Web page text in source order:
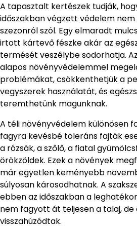
A tapasztalt kertészek tudják,
időszakban végzett védelem
szezonról szól. Egy elmaradt
irtott kártevő fészke akár az
termését veszélybe sodorhatja.
alapos növényvédelemmel
problémákat, csökkenthetjük a
vegyszerek használatát, és
teremthetünk magunknak.
A téli növényvédelem különösen
fagyra kevésbé toleráns fajták
a rózsák, a szőlő, a fiatal
örökzöldek. Ezek a növények
már egyetlen keményebb
súlyosan károsodhatnak. A
ebben az időszakban a
nem fagyott át teljesen a talaj,
visszahúzódtak.